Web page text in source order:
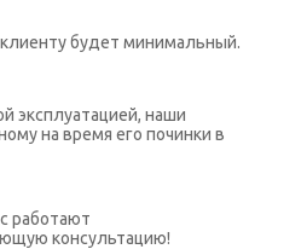
клиенту будет минимальный.
эксплуатацией, наши
на время его починки в
работают
консультацию!